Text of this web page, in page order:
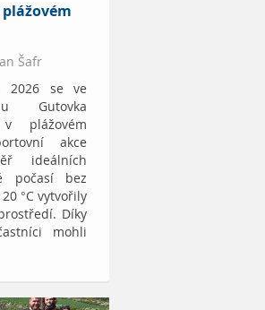
Šafr
2026 se ve
Gutovka
plážovém
akce
ideálních
počasí bez
°C vytvořily
Díky
mohli